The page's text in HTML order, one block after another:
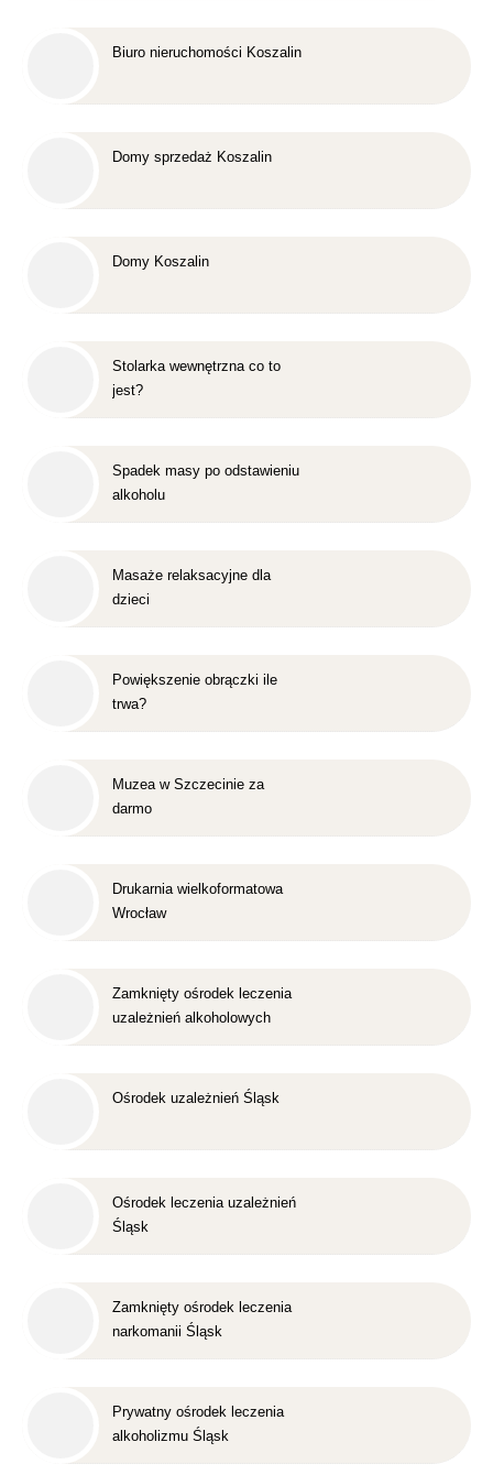
Biuro nieruchomości Koszalin
Domy sprzedaż Koszalin
Domy Koszalin
Stolarka wewnętrzna co to
jest?
Spadek masy po odstawieniu
alkoholu
Masaże relaksacyjne dla
dzieci
Powiększenie obrączki ile
trwa?
Muzea w Szczecinie za
darmo
Drukarnia wielkoformatowa
Wrocław
Zamknięty ośrodek leczenia
uzależnień alkoholowych
Ośrodek uzależnień Śląsk
Ośrodek leczenia uzależnień
Śląsk
Zamknięty ośrodek leczenia
narkomanii Śląsk
Prywatny ośrodek leczenia
alkoholizmu Śląsk